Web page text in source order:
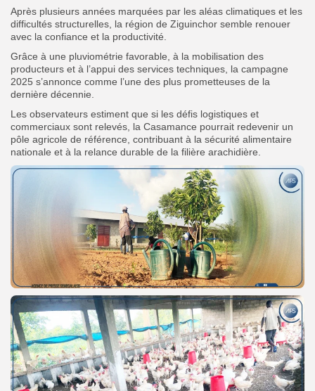
Après plusieurs années marquées par les aléas climatiques et les
difficultés structurelles, la région de Ziguinchor semble renouer
avec la confiance et la productivité.
Grâce à une pluviométrie favorable, à la mobilisation des
producteurs et à l’appui des services techniques, la campagne
2025 s’annonce comme l’une des plus prometteuses de la
dernière décennie.
Les observateurs estiment que si les défis logistiques et
commerciaux sont relevés, la Casamance pourrait redevenir un
pôle agricole de référence, contribuant à la sécurité alimentaire
nationale et à la relance durable de la filière arachidière.